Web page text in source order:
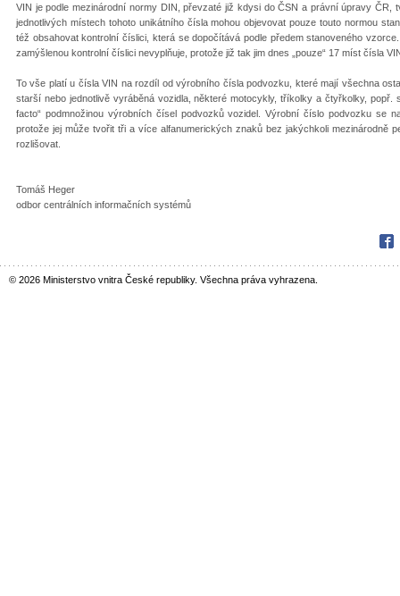
VIN je podle mezinárodní normy DIN, převzaté již kdysi do ČSN a právní úpravy
jednotlivých místech tohoto unikátního čísla mohou objevovat pouze touto normou
též obsahovat kontrolní číslici, která se dopočítává podle předem stanoveného
zamýšlenou kontrolní číslici nevyplňuje, protože již tak jim dnes „pouze“ 17 míst čísla
To vše platí u čísla VIN na rozdíl od výrobního čísla podvozku, které mají všechna
starší nebo jednotlivě vyráběná vozidla, některé motocykly, tříkolky a čtyřkolky, popř.
facto“ podmnožinou výrobních čísel podvozků vozidel. Výrobní číslo podvozku se
protože jej může tvořit tři a více alfanumerických znaků bez jakýchkoli mezinárodně
rozlišovat.
Tomáš Heger
odbor centrálních informačních systémů
© 2026 Ministerstvo vnitra České republiky. Všechna práva vyhrazena.